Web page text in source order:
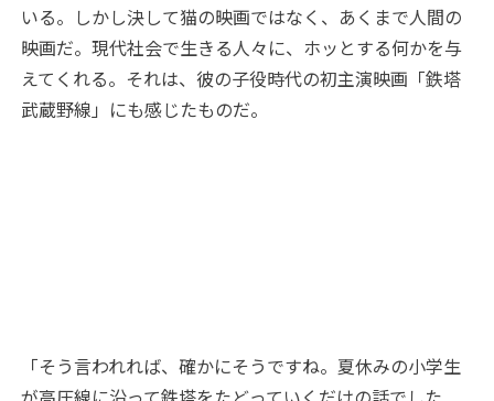
いる。しかし決して猫の映画ではなく、あくまで人間の
映画だ。現代社会で生きる人々に、ホッとする何かを与
えてくれる。それは、彼の子役時代の初主演映画「鉄塔
武蔵野線」にも感じたものだ。
「そう言われれば、確かにそうですね。夏休みの小学生